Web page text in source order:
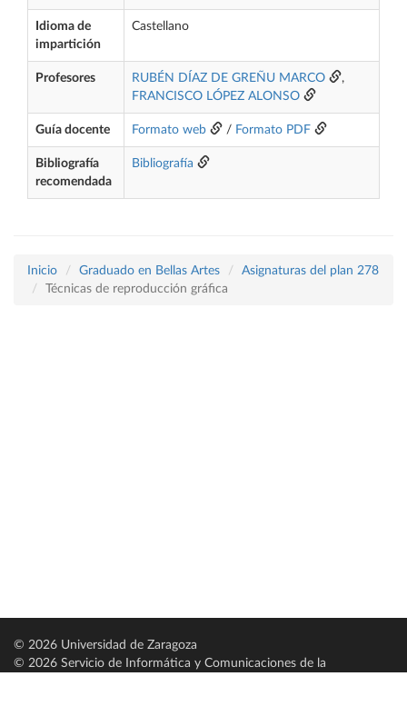
Idioma de
impartición
Castellano
Profesores RUBÉN DÍAZ DE GREÑU MARCO
,
FRANCISCO LÓPEZ ALONSO
Guía docente Formato web / Formato PDF
Bibliografía
recomendada
Bibliografía
Inicio Graduado en Bellas Artes
Asignaturas del plan 278
Técnicas de reproducción gráfica
© 2026 Universidad de Zaragoza
© 2026 Servicio de Informática y Comunicaciones de la